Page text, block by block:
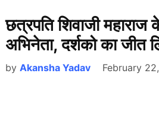
छत्रपति शिवाजी
अभिनेता, दर्शको का जीत
by Akansha Yadav February